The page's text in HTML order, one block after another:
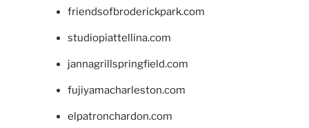
friendsofbroderickpark.com
studiopiattellina.com
jannagrillspringfield.com
fujiyamacharleston.com
elpatronchardon.com